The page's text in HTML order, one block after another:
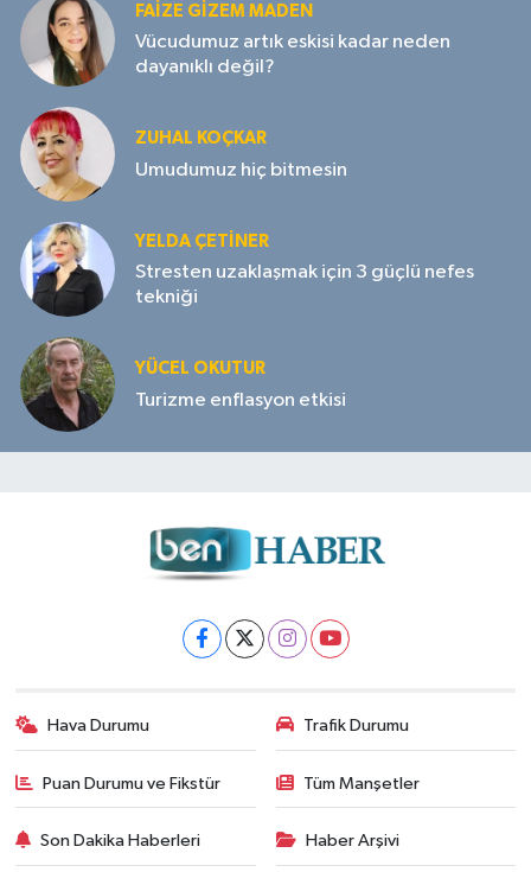
FAIZE GIZEM MADEN
Vücudumuz artık eskisi kadar neden
dayanıklı değil?
ZUHAL KOÇKAR
Umudumuz hiç bitmesin
YELDA ÇETİNER
Stresten uzaklaşmak için 3 güçlü nefes
tekniği
YÜCEL OKUTUR
Turizme enflasyon etkisi
Hava Durumu Trafik Durumu
Puan Durumu ve Fikstür Tüm Manşetler
Son Dakika Haberleri Haber Arşivi